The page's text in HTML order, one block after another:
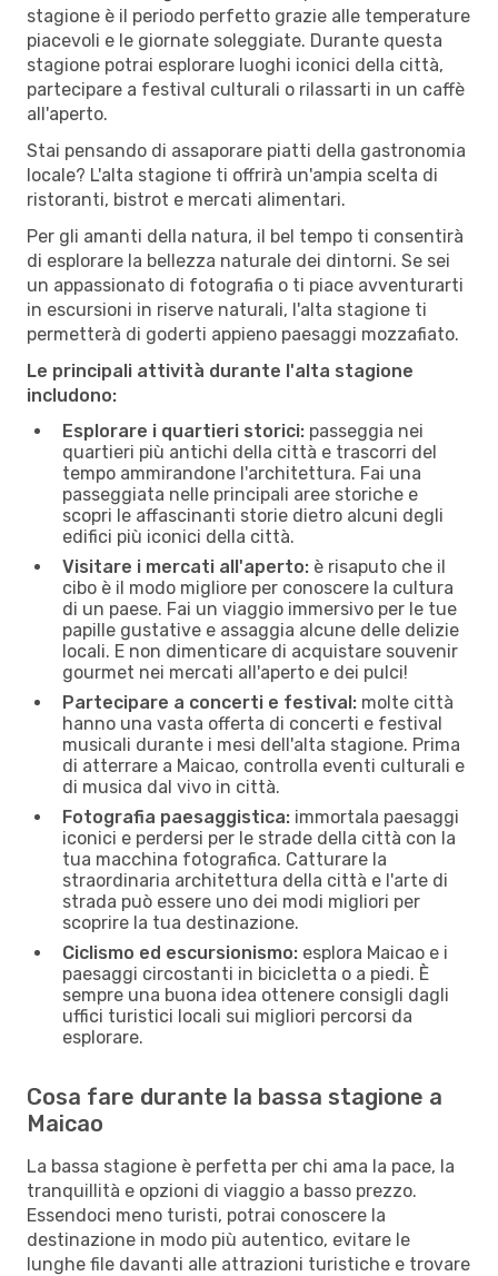
stagione è il periodo perfetto grazie alle temperature
piacevoli e le giornate soleggiate. Durante questa
stagione potrai esplorare luoghi iconici della città,
partecipare a festival culturali o rilassarti in un caffè
all'aperto.
Stai pensando di assaporare piatti della gastronomia
locale? L'alta stagione ti offrirà un'ampia scelta di
ristoranti, bistrot e mercati alimentari.
Per gli amanti della natura, il bel tempo ti consentirà
di esplorare la bellezza naturale dei dintorni. Se sei
un appassionato di fotografia o ti piace avventurarti
in escursioni in riserve naturali, l'alta stagione ti
permetterà di goderti appieno paesaggi mozzafiato.
Le principali attività durante l'alta stagione
includono:
Esplorare i quartieri storici: passeggia nei
quartieri più antichi della città e trascorri del
tempo ammirandone l'architettura. Fai una
passeggiata nelle principali aree storiche e
scopri le affascinanti storie dietro alcuni degli
edifici più iconici della città.
Visitare i mercati all'aperto: è risaputo che il
cibo è il modo migliore per conoscere la cultura
di un paese. Fai un viaggio immersivo per le tue
papille gustative e assaggia alcune delle delizie
locali. E non dimenticare di acquistare souvenir
gourmet nei mercati all'aperto e dei pulci!
Partecipare a concerti e festival: molte città
hanno una vasta offerta di concerti e festival
musicali durante i mesi dell'alta stagione. Prima
di atterrare a Maicao, controlla eventi culturali e
di musica dal vivo in città.
Fotografia paesaggistica: immortala paesaggi
iconici e perdersi per le strade della città con la
tua macchina fotografica. Catturare la
straordinaria architettura della città e l'arte di
strada può essere uno dei modi migliori per
scoprire la tua destinazione.
Ciclismo ed escursionismo: esplora Maicao e i
paesaggi circostanti in bicicletta o a piedi. È
sempre una buona idea ottenere consigli dagli
uffici turistici locali sui migliori percorsi da
esplorare.
Cosa fare durante la bassa stagione a
Maicao
La bassa stagione è perfetta per chi ama la pace, la
tranquillità e opzioni di viaggio a basso prezzo.
Essendoci meno turisti, potrai conoscere la
destinazione in modo più autentico, evitare le
lunghe file davanti alle attrazioni turistiche e trovare